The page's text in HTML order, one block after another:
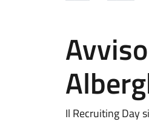
Il Recruiting Day